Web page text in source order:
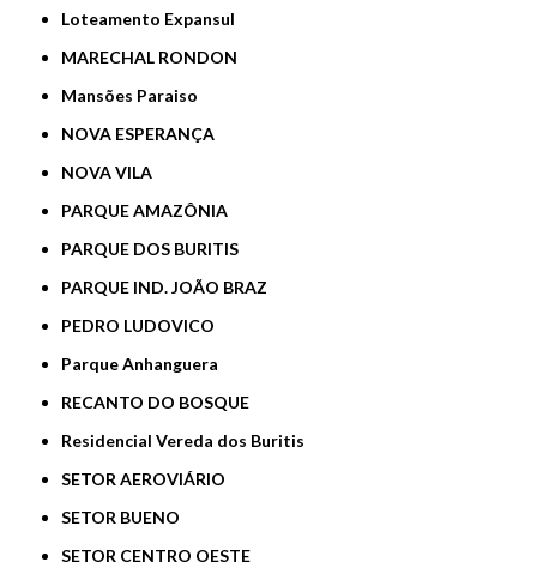
Loteamento Expansul
MARECHAL RONDON
Mansões Paraiso
NOVA ESPERANÇA
NOVA VILA
PARQUE AMAZÔNIA
PARQUE DOS BURITIS
PARQUE IND. JOÃO BRAZ
PEDRO LUDOVICO
Parque Anhanguera
RECANTO DO BOSQUE
Residencial Vereda dos Buritis
SETOR AEROVIÁRIO
SETOR BUENO
SETOR CENTRO OESTE